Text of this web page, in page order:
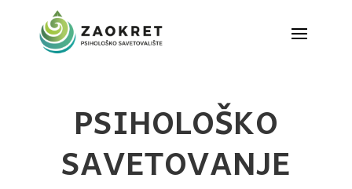
PSIHOLOŠKO
SAVETOVANJE